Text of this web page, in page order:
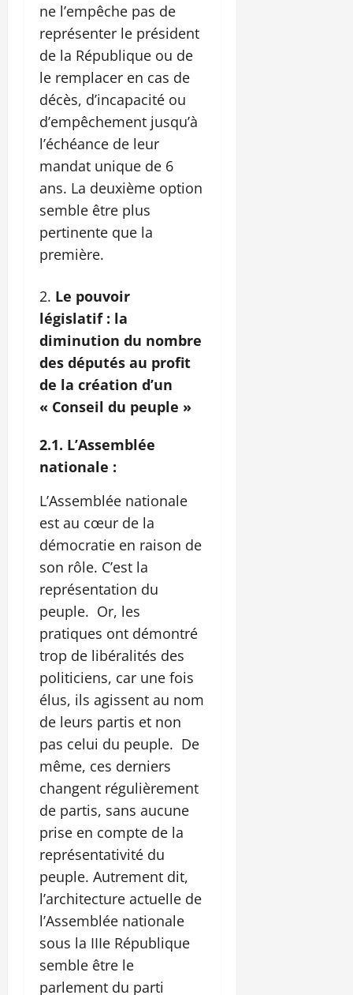
ne l’empêche pas de
représenter le président
de la République ou de
le remplacer en cas de
décès, d’incapacité ou
d’empêchement jusqu’à
l’échéance de leur
mandat unique de 6
ans. La deuxième option
semble être plus
pertinente que la
première.
Le pouvoir
législatif : la
diminution du nombre
des députés au profit
de la création d’un
« Conseil du peuple »
2.1. L’Assemblée
nationale :
L’Assemblée nationale
est au cœur de la
démocratie en raison de
son rôle. C’est la
représentation du
peuple. Or, les
pratiques ont démontré
trop de libéralités des
politiciens, car une fois
élus, ils agissent au nom
de leurs partis et non
pas celui du peuple. De
même, ces derniers
changent régulièrement
de partis, sans aucune
prise en compte de la
représentativité du
peuple. Autrement dit,
l’architecture actuelle de
l’Assemblée nationale
sous la IIIe République
semble être le
parlement du parti